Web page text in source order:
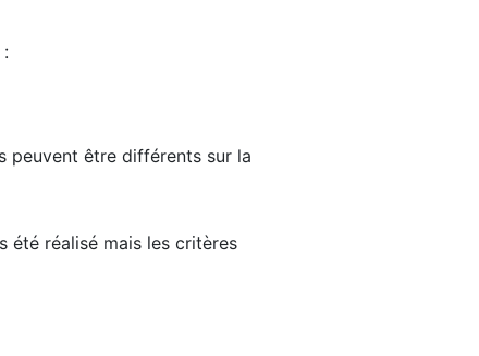
:
peuvent être différents sur la
été réalisé mais les critères